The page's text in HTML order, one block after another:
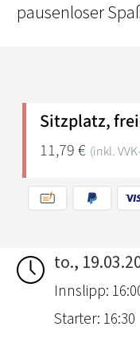
pausenloser
to.,
Innslipp:
Starter: 16:30